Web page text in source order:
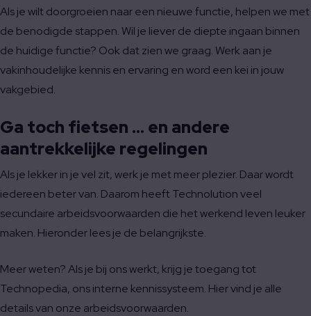
Als je wilt doorgroeien naar een nieuwe functie, helpen we met
de benodigde stappen. Wil je liever de diepte ingaan binnen
de huidige functie? Ook dat zien we graag. Werk aan je
vakinhoudelijke kennis en ervaring en word een kei in jouw
vakgebied.
Ga toch fietsen … en andere
aantrekkelijke regelingen
Als je lekker in je vel zit, werk je met meer plezier. Daar wordt
iedereen beter van. Daarom heeft Technolution veel
secundaire arbeidsvoorwaarden die het werkend leven leuker
maken. Hieronder lees je de belangrijkste.
Meer weten? Als je bij ons werkt, krijg je toegang tot
Technopedia, ons interne kennissysteem. Hier vind je alle
details van onze arbeidsvoorwaarden.